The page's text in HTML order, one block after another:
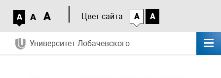
A A A Цвет сайта A A
Университет Лобачевского